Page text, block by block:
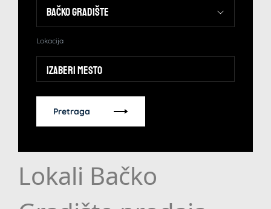
Lokacija
Izaberi mesto
Pretraga
Lokali Bačko